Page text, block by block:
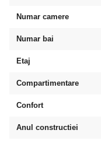
Numar camere
Numar bai
Etaj
Compartimentare
Confort
Anul constructiei